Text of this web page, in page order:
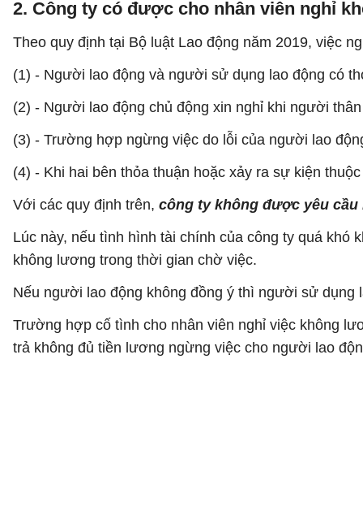
2. Công ty có được cho nhân viên nghỉ
Theo quy định tại Bộ luật Lao động năm 2019, việc
(1) - Người lao động và người sử dụng lao động có
(2) - Người lao động chủ động xin nghỉ khi người
(3) - Trường hợp ngừng việc do lỗi của người lao
(4) - Khi hai bên thỏa thuận hoặc xảy ra sự kiện
Với các quy định trên, công ty không được yêu
Lúc này, nếu tình hình tài chính của công ty quá
không lương trong thời gian chờ việc.
Nếu người lao động không đồng ý thì người sử
Trường hợp cố tình cho nhân viên nghỉ việc không
trả không đủ tiền lương ngừng việc cho người lao